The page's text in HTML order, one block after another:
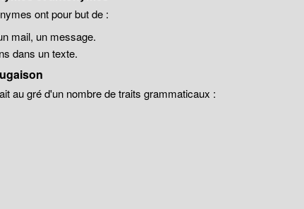
ont pour but de :
mail, un message.
dans un texte.
au gré d'un nombre de traits grammaticaux :